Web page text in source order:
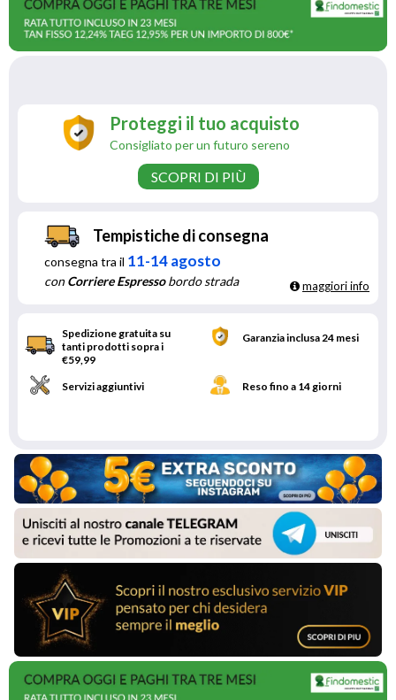
Proteggi il tuo acquisto
Consigliato per un futuro sereno
SCOPRI DI PIÙ
Tempistiche di consegna
consegna tra il 11-14 agosto
conCorriere Espressobordo strada maggiori info
Spedizione gratuita su
tanti prodotti sopra i
€59,99
Garanzia inclusa 24 mesi
Servizi aggiuntivi Reso fino a 14 giorni